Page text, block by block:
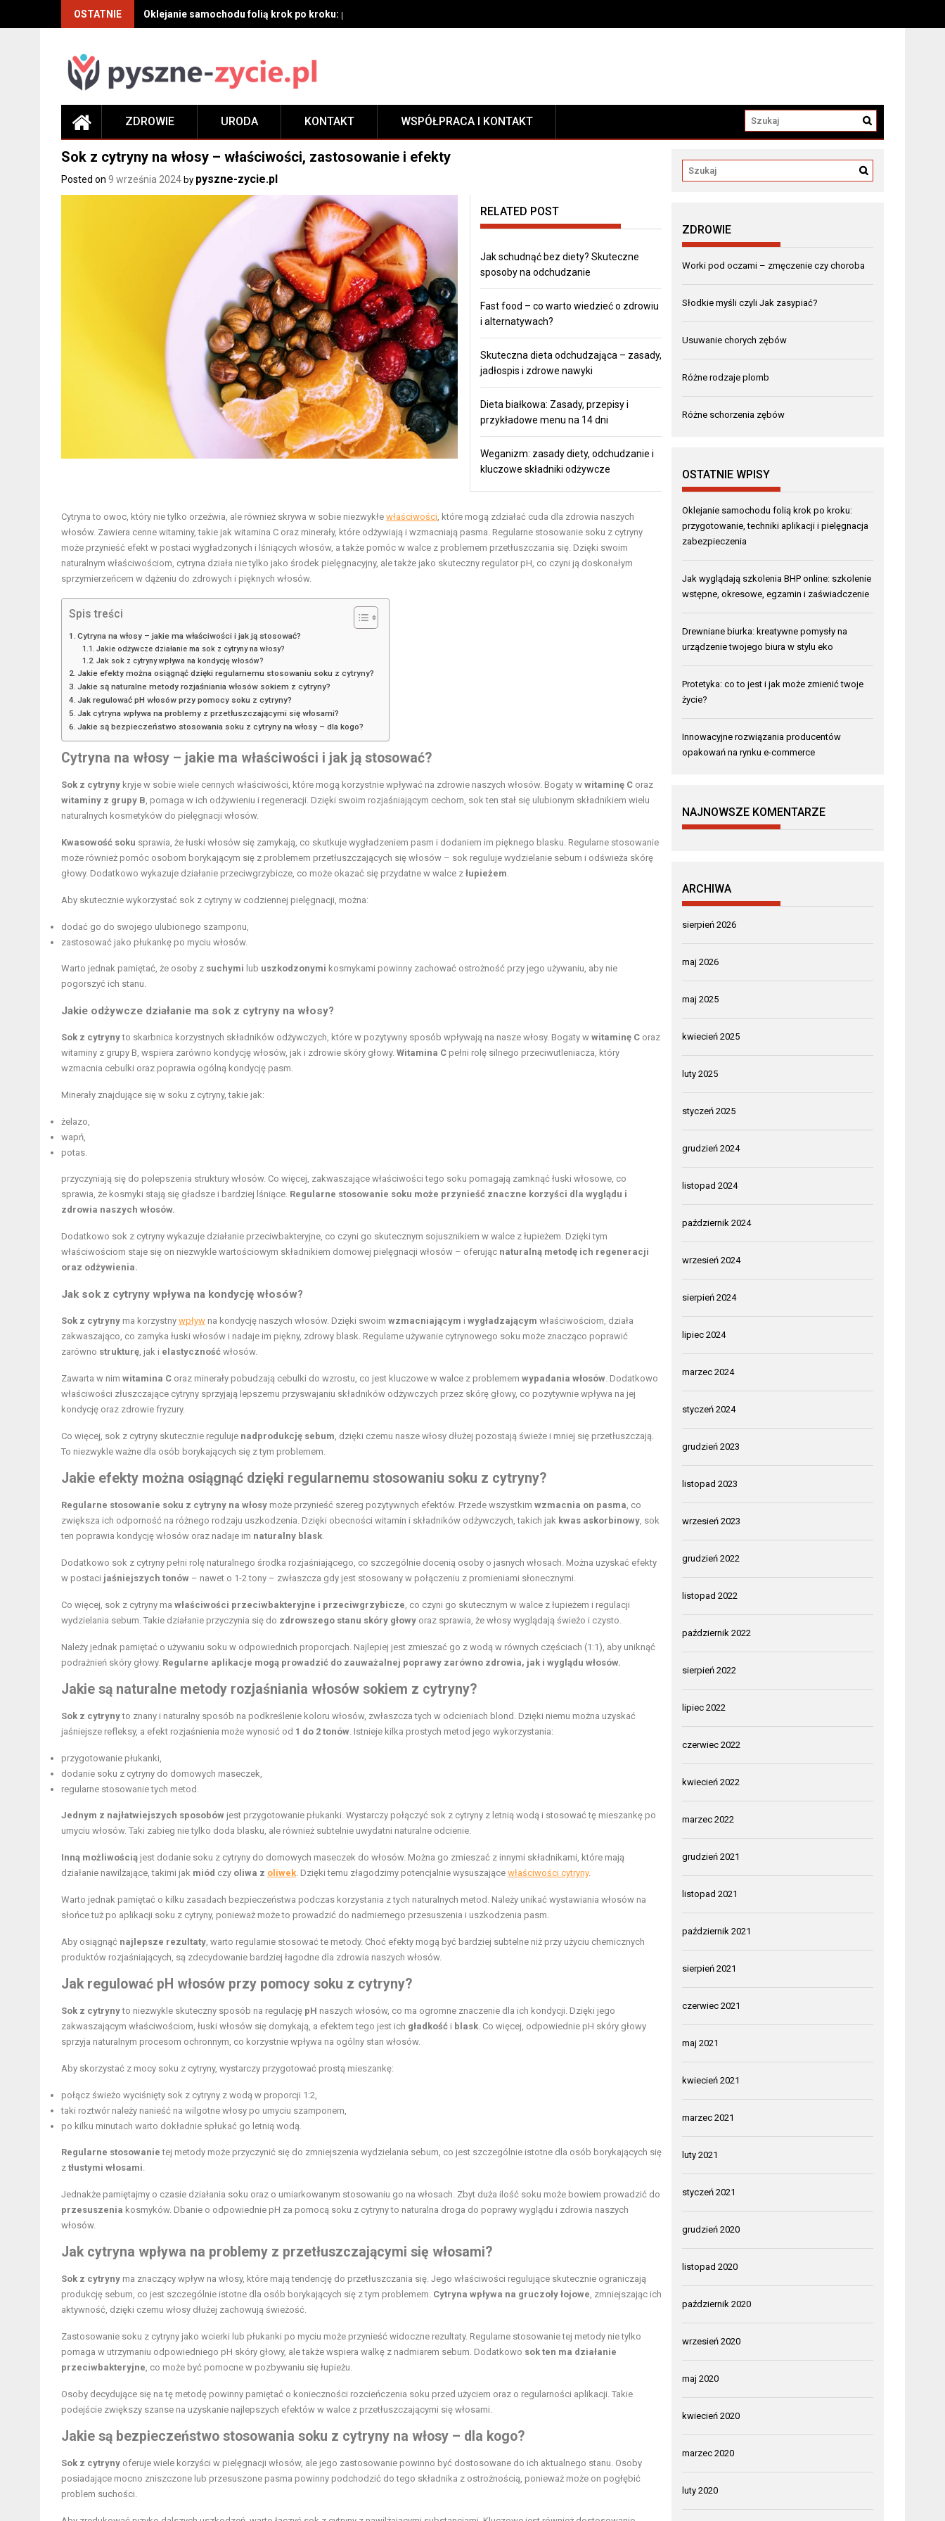
OSTATNIE Oklejanie samochodu folią krok po kroku: przygotowanie, techniki aplikacji i pielęgnacja zabezpieczenia
ZDROWIE URODA KONTAKT WSPÓŁPRACA I KONTAKT
Sok z cytryny na włosy – właściwości, zastosowanie i efekty
Posted on 9 września 2024 by pyszne-zycie.pl
RELATED POST
Jak schudnąć bez diety? Skuteczne
sposoby na odchudzanie
Fast food – co warto wiedzieć o zdrowiu
i alternatywach?
Skuteczna dieta odchudzająca – zasady,
jadłospis i zdrowe nawyki
Dieta białkowa: Zasady, przepisy i
przykładowe menu na 14 dni
Weganizm: zasady diety, odchudzanie i
kluczowe składniki odżywcze
Cytryna to owoc, który nie tylko orzeźwia, ale również skrywa w sobie niezwykłe właściwości , które mogą zdziałać cuda dla zdrowia naszych
włosów. Zawiera cenne witaminy, takie jak witamina C oraz minerały, które odżywiają i wzmacniają pasma. Regularne stosowanie soku z cytryny
może przynieść efekt w postaci wygładzonych i lśniących włosów, a także pomóc w walce z problemem przetłuszczania się. Dzięki swoim
naturalnym właściwościom, cytryna działa nie tylko jako środek pielęgnacyjny, ale także jako skuteczny regulator pH, co czyni ją doskonałym
sprzymierzeńcem w dążeniu do zdrowych i pięknych włosów.
Spis treści
Cytryna na włosy – jakie ma właściwości i jak ją stosować?
Jakie odżywcze działanie ma sok z cytryny na włosy?
Jak sok z cytryny wpływa na kondycję włosów?
Jakie efekty można osiągnąć dzięki regularnemu stosowaniu soku z cytryny?
Jakie są naturalne metody rozjaśniania włosów sokiem z cytryny?
Jak regulować pH włosów przy pomocy soku z cytryny?
Jak cytryna wpływa na problemy z przetłuszczającymi się włosami?
Jakie są bezpieczeństwo stosowania soku z cytryny na włosy – dla kogo?
Cytryna na włosy – jakie ma właściwości i jak ją stosować?
Sok z cytryny kryje w sobie wiele cennych właściwości, które mogą korzystnie wpływać na zdrowie naszych włosów. Bogaty w witaminę C oraz
witaminy z grupy B , pomaga w ich odżywieniu i regeneracji. Dzięki swoim rozjaśniającym cechom, sok ten stał się ulubionym składnikiem wielu
naturalnych kosmetyków do pielęgnacji włosów.
Kwasowość soku sprawia, że łuski włosów się zamykają, co skutkuje wygładzeniem pasm i dodaniem im pięknego blasku. Regularne stosowanie
może również pomóc osobom borykającym się z problemem przetłuszczających się włosów – sok reguluje wydzielanie sebum i odświeża skórę
głowy. Dodatkowo wykazuje działanie przeciwgrzybicze, co może okazać się przydatne w walce z łupieżem
Aby skutecznie wykorzystać sok z cytryny w codziennej pielęgnacji, można:
dodać go do swojego ulubionego szamponu,
zastosować jako płukankę po myciu włosów.
Warto jednak pamiętać, że osoby z suchymi lub uszkodzonymi kosmykami powinny zachować ostrożność przy jego używaniu, aby nie
pogorszyć ich stanu.
Jakie odżywcze działanie ma sok z cytryny na włosy?
Sok z cytrynyto skarbnica korzystnych składników odżywczych, które w pozytywny sposób wpływają na nasze włosy. Bogaty w witaminę C oraz
witaminy z grupy B, wspiera zarówno kondycję włosów, jak i zdrowie skóry głowy. Witamina C pełni rolę silnego przeciwutleniacza, który
wzmacnia cebulki oraz poprawia ogólną kondycję pasm.
Minerały znajdujące się w soku z cytryny, takie jak:
żelazo,
wapń,
potas.
przyczyniają się do polepszenia struktury włosów. Co więcej, zakwaszające właściwości tego soku pomagają zamknąć łuski włosowe, co
sprawia, że kosmyki stają się gładsze i bardziej lśniące. Regularne stosowanie soku może przynieść znaczne korzyści dla wyglądu i
zdrowia naszych włosów.
Dodatkowo sok z cytryny wykazuje działanie przeciwbakteryjne, co czyni go skutecznym sojusznikiem w walce z łupieżem. Dzięki tym
właściwościom staje się on niezwykle wartościowym składnikiem domowej pielęgnacji włosów – oferując naturalną metodę ich regeneracji
oraz odżywienia.
Jak sok z cytryny wpływa na kondycję włosów?
Sok z cytryny ma korzystny wpływ na kondycję naszych włosów. Dzięki swoim wzmacniającym i wygładzającym właściwościom, działa
zakwaszająco, co zamyka łuski włosów i nadaje im piękny, zdrowy blask. Regularne używanie cytrynowego soku może znacząco poprawić
zarówno strukturę , jak i elastyczność włosów.
Zawarta w nim witamina C oraz minerały pobudzają cebulki do wzrostu, co jest kluczowe w walce z problemem wypadania włosów . Dodatkowo
właściwości złuszczające cytryny sprzyjają lepszemu przyswajaniu składników odżywczych przez skórę głowy, co pozytywnie wpływa na jej
kondycję oraz zdrowie fryzury.
Co więcej, sok z cytryny skutecznie reguluje nadprodukcję sebum , dzięki czemu nasze włosy dłużej pozostają świeże i mniej się przetłuszczają.
To niezwykle ważne dla osób borykających się z tym problemem.
Jakie efekty można osiągnąć dzięki regularnemu stosowaniu soku z cytryny?
Regularne stosowanie soku z cytryny na włosy może przynieść szereg pozytywnych efektów. Przede wszystkim wzmacnia on pasma , co
zwiększa ich odporność na różnego rodzaju uszkodzenia. Dzięki obecności witamin i składników odżywczych, takich jak kwas askorbinowy , sok
ten poprawia kondycję włosów oraz nadaje im naturalny blask
Dodatkowo sok z cytryny pełni rolę naturalnego środka rozjaśniającego, co szczególnie docenią osoby o jasnych włosach. Można uzyskać efekty
w postaci jaśniejszych tonów – nawet o 1-2 tony – zwłaszcza gdy jest stosowany w połączeniu z promieniami słonecznymi.
Co więcej, sok z cytryny ma właściwości przeciwbakteryjne i przeciwgrzybicze , co czyni go skutecznym w walce z łupieżem i regulacji
wydzielania sebum. Takie działanie przyczynia się do zdrowszego stanu skóry głowy oraz sprawia, że włosy wyglądają świeżo i czysto.
Należy jednak pamiętać o używaniu soku w odpowiednich proporcjach. Najlepiej jest zmieszać go z wodą w równych częściach (1:1), aby uniknąć
podrażnień skóry głowy. Regularne aplikacje mogą prowadzić do zauważalnej poprawy zarówno zdrowia, jak i wyglądu włosów.
Jakie są naturalne metody rozjaśniania włosów sokiem z cytryny?
Sok z cytrynyto znany i naturalny sposób na podkreślenie koloru włosów, zwłaszcza tych w odcieniach blond. Dzięki niemu można uzyskać
jaśniejsze refleksy, a efekt rozjaśnienia może wynosić od 1 do 2 tonów . Istnieje kilka prostych metod jego wykorzystania:
przygotowanie płukanki,
dodanie soku z cytryny do domowych maseczek,
regularne stosowanie tych metod.
Jednym z najłatwiejszych sposobów jest przygotowanie płukanki. Wystarczy połączyć sok z cytryny z letnią wodą i stosować tę mieszankę po
umyciu włosów. Taki zabieg nie tylko doda blasku, ale również subtelnie uwydatni naturalne odcienie.
Inną możliwością jest dodanie soku z cytryny do domowych maseczek do włosów. Można go zmieszać z innymi składnikami, które mają
działanie nawilżające, takimi jak miód czy oliwa z oliwek . Dzięki temu złagodzimy potencjalnie wysuszające właściwości cytryny.
Warto jednak pamiętać o kilku zasadach bezpieczeństwa podczas korzystania z tych naturalnych metod. Należy unikać wystawiania włosów na
słońce tuż po aplikacji soku z cytryny, ponieważ może to prowadzić do nadmiernego przesuszenia i uszkodzenia pasm.
Aby osiągnąć najlepsze rezultaty , warto regularnie stosować te metody. Choć efekty mogą być bardziej subtelne niż przy użyciu chemicznych
produktów rozjaśniających, są zdecydowanie bardziej łagodne dla zdrowia naszych włosów.
Jak regulować pH włosów przy pomocy soku z cytryny?
Sok z cytrynyto niezwykle skuteczny sposób na regulację pH naszych włosów, co ma ogromne znaczenie dla ich kondycji. Dzięki jego
zakwaszającym właściwościom, łuski włosów się domykają, a efektem tego jest ich gładkość i blask . Co więcej, odpowiednie pH skóry głowy
sprzyja naturalnym procesom ochronnym, co korzystnie wpływa na ogólny stan włosów.
Aby skorzystać z mocy soku z cytryny, wystarczy przygotować prostą mieszankę:
połącz świeżo wyciśnięty sok z cytryny z wodą w proporcji 1:2,
taki roztwór należy nanieść na wilgotne włosy po umyciu szamponem,
po kilku minutach warto dokładnie spłukać go letnią wodą.
Regularne stosowanie tej metody może przyczynić się do zmniejszenia wydzielania sebum, co jest szczególnie istotne dla osób borykających się
z tłustymi włosami
Jednakże pamiętajmy o czasie działania soku oraz o umiarkowanym stosowaniu go na włosach. Zbyt duża ilość soku może bowiem prowadzić do
przesuszenia kosmyków. Dbanie o odpowiednie pH za pomocą soku z cytryny to naturalna droga do poprawy wyglądu i zdrowia naszych
włosów.
Jak cytryna wpływa na problemy z przetłuszczającymi się włosami?
Sok z cytryny ma znaczący wpływ na włosy, które mają tendencję do przetłuszczania się. Jego właściwości regulujące skutecznie ograniczają
produkcję sebum, co jest szczególnie istotne dla osób borykających się z tym problemem. Cytryna wpływa na gruczoły łojowe , zmniejszając ich
aktywność, dzięki czemu włosy dłużej zachowują świeżość.
Zastosowanie soku z cytryny jako wcierki lub płukanki po myciu może przynieść widoczne rezultaty. Regularne stosowanie tej metody nie tylko
pomaga w utrzymaniu odpowiedniego pH skóry głowy, ale także wspiera walkę z nadmiarem sebum. Dodatkowo sok ten ma działanie
przeciwbakteryjne , co może być pomocne w pozbywaniu się łupieżu.
Osoby decydujące się na tę metodę powinny pamiętać o konieczności rozcieńczenia soku przed użyciem oraz o regularności aplikacji. Takie
podejście zwiększy szanse na uzyskanie najlepszych efektów w walce z przetłuszczającymi się włosami.
Jakie są bezpieczeństwo stosowania soku z cytryny na włosy – dla kogo?
Sok z cytryny oferuje wiele korzyści w pielęgnacji włosów, ale jego zastosowanie powinno być dostosowane do ich aktualnego stanu. Osoby
posiadające mocno zniszczone lub przesuszone pasma powinny podchodzić do tego składnika z ostrożnością, ponieważ może on pogłębić
problem suchości.
ZDROWIE
Worki pod oczami – zmęczenie czy choroba
Słodkie myśli czyli Jak zasypiać?
Usuwanie chorych zębów
Różne rodzaje plomb
Różne schorzenia zębów
OSTATNIE WPISY
Oklejanie samochodu folią krok po kroku:
przygotowanie, techniki aplikacji i pielęgnacja
zabezpieczenia
Jak wyglądają szkolenia BHP online: szkolenie
wstępne, okresowe, egzamin i zaświadczenie
Drewniane biurka: kreatywne pomysły na
urządzenie twojego biura w stylu eko
Protetyka: co to jest i jak może zmienić twoje
życie?
Innowacyjne rozwiązania producentów
opakowań na rynku e-commerce
NAJNOWSZE KOMENTARZE
ARCHIWA
sierpień 2026
maj 2026
maj 2025
kwiecień 2025
luty 2025
styczeń 2025
grudzień 2024
listopad 2024
październik 2024
wrzesień 2024
sierpień 2024
lipiec 2024
marzec 2024
styczeń 2024
grudzień 2023
listopad 2023
wrzesień 2023
grudzień 2022
listopad 2022
październik 2022
sierpień 2022
lipiec 2022
czerwiec 2022
kwiecień 2022
marzec 2022
grudzień 2021
listopad 2021
październik 2021
sierpień 2021
czerwiec 2021
maj 2021
kwiecień 2021
marzec 2021
luty 2021
styczeń 2021
grudzień 2020
listopad 2020
październik 2020
wrzesień 2020
maj 2020
kwiecień 2020
marzec 2020
luty 2020